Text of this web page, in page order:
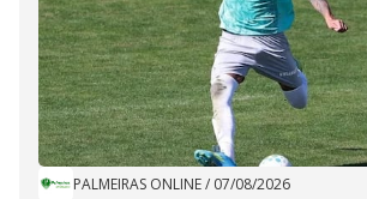
PALMEIRAS ONLINE/ 07/08/2026